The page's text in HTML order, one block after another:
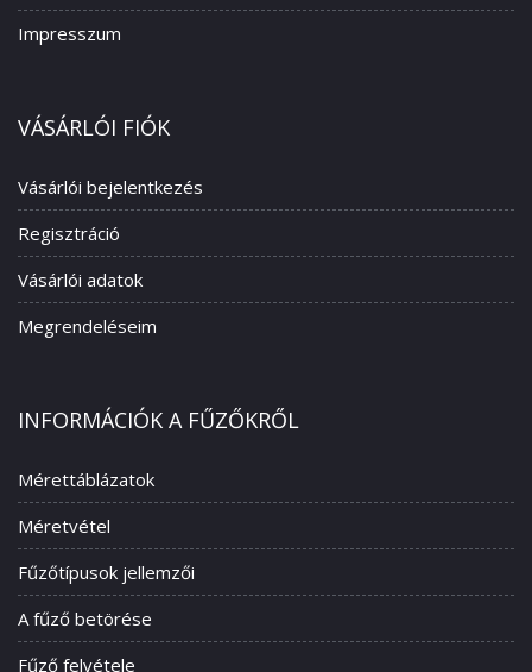
Impresszum
VÁSÁRLÓI FIÓK
Vásárlói bejelentkezés
Regisztráció
Vásárlói adatok
Megrendeléseim
INFORMÁCIÓK A FŰZŐKRŐL
Mérettáblázatok
Méretvétel
Fűzőtípusok jellemzői
A fűző betörése
Fűző felvétele